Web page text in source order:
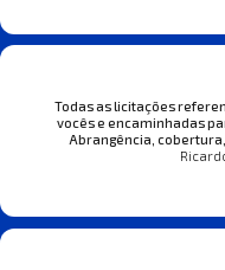
Todas as licitações
vocês e encaminhadas
Abrangência,